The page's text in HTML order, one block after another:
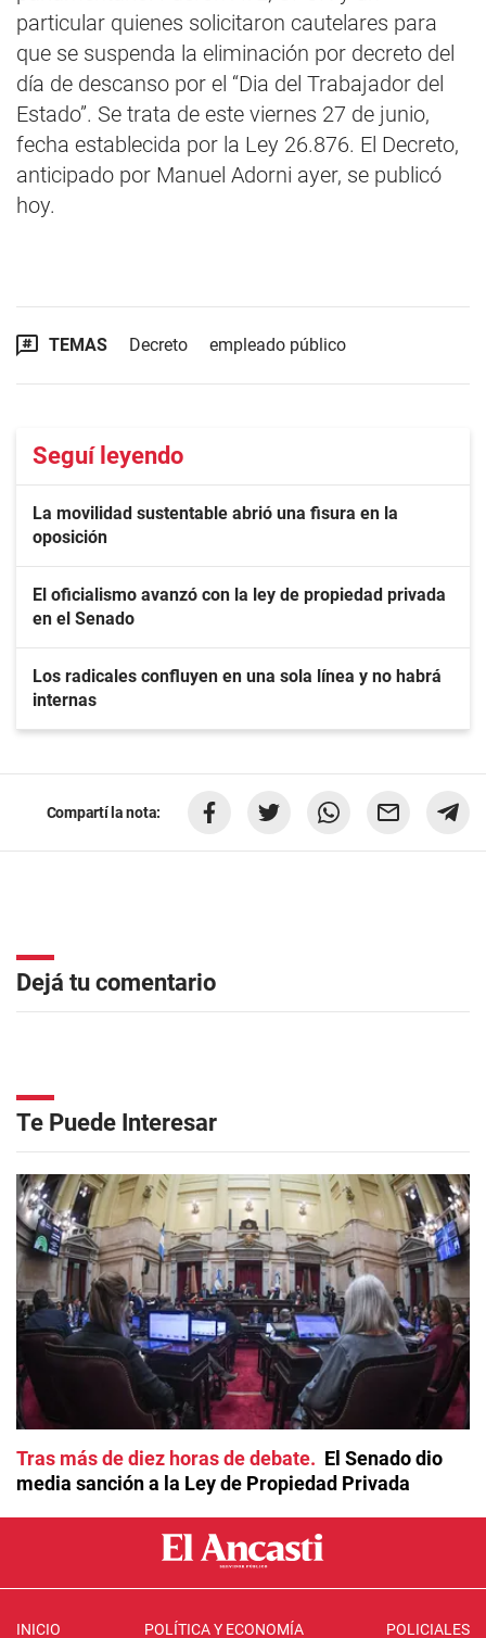
particular quienes solicitaron cautelares para
que se suspenda la eliminación por decreto del
día de descanso por el “Dia del Trabajador del
Estado”. Se trata de este viernes 27 de junio,
fecha establecida por la Ley 26.876. El Decreto,
anticipado por Manuel Adorni ayer, se publicó
hoy.
TEMAS Decreto empleado público
Seguí leyendo
La movilidad sustentable abrió una fisura en la
oposición
El oficialismo avanzó con la ley de propiedad privada
en el Senado
Los radicales confluyen en una sola línea y no habrá
internas
Compartí la nota:
Dejá tu comentario
Te Puede Interesar
Tras más de diez horas de debate
El Senado dio
media sanción a la Ley de Propiedad Privada
INICIO POLÍTICA Y ECONOMÍA POLICIALES